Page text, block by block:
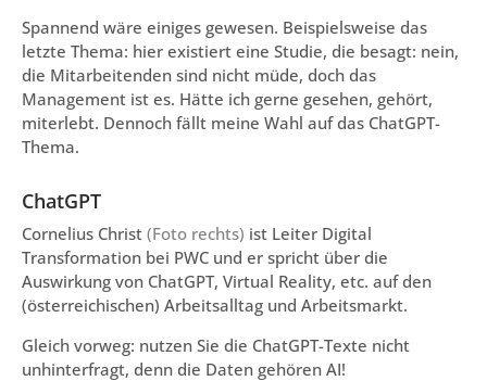
Spannend wäre einiges gewesen. Beispielsweise das
letzte Thema: hier existiert eine Studie, die besagt: nein,
die Mitarbeitenden sind nicht müde, doch das
Management ist es. Hätte ich gerne gesehen, gehört,
miterlebt. Dennoch fällt meine Wahl auf das ChatGPT-
Thema.
ChatGPT
Cornelius Christ (Foto rechts) ist Leiter Digital
Transformation bei PWC und er spricht über die
Auswirkung von ChatGPT, Virtual Reality, etc. auf den
(österreichischen) Arbeitsalltag und Arbeitsmarkt.
Gleich vorweg: nutzen Sie die ChatGPT-Texte nicht
unhinterfragt, denn die Daten gehören AI!